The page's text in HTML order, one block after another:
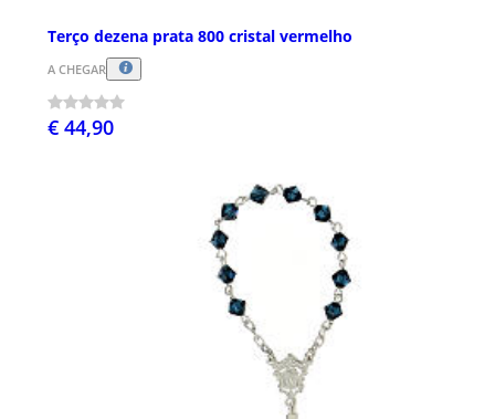
Terço dezena prata 800 cristal vermelho
A CHEGAR
€ 44,90